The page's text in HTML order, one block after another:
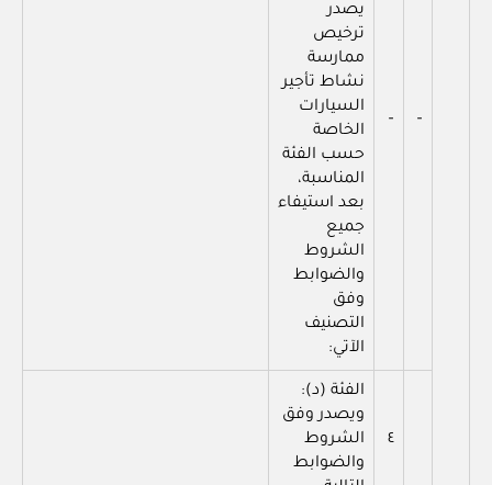
–
–
يصدر
ترخيص
ممارسة
نشاط تأجير
السيارات
الخاصة
حسب الفئة
المناسبة،
بعد استيفاء
جميع
الشروط
والضوابط
وفق
التصنيف
الآتي:
٤
الفئة (د):
ويصدر وفق
الشروط
والضوابط